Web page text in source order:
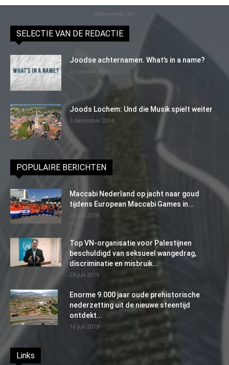
Advertentie (11)
SELECTIE VAN DE REDACTIE
Joodse achternamen. What’s in a name?
22 januari 2016
Joods Lochem: Und die Musik spielt weiter
3 december 2014
POPULAIRE BERICHTEN
Maccabi Nederland op jacht naar goud
tijdens European Maccabi Games in...
29 juli 2019
Top VN-organisatie voor Palestijnen
beschuldigd van seksueel wangedrag,
discriminatie en misbruik...
29 juli 2019
Enorme 9.000 jaar oude prehistorische
nederzetting uit de nieuwe steentijd
ontdekt...
16 juli 2019
Links